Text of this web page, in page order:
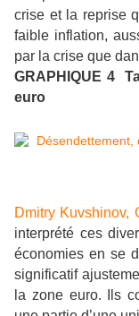
crise et la reprise
faible inflation,
par la crise que
GRAPHIQUE 4
euro
Dmitry Kuvshinov,
interprété ces
économies en se
significatif
la zone euro. Ils